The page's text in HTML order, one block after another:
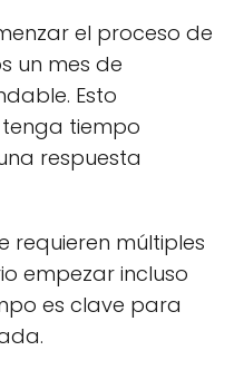
el proceso de
un mes de
Esto
tiempo
respuesta
requieren múltiples
empezar incluso
es clave para